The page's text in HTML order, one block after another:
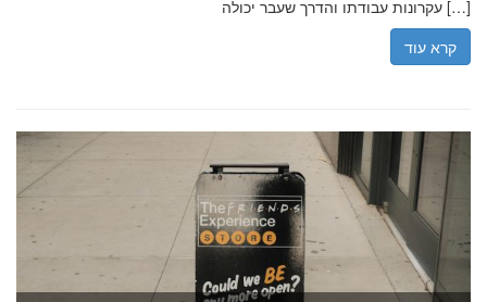
עקרונות עבודתו והדרך שעבר יכולה […]
קרא עוד